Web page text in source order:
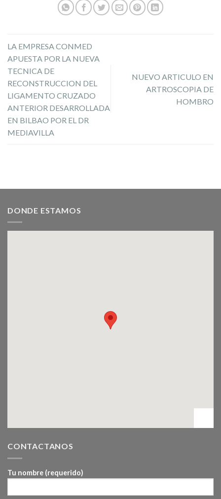
LA EMPRESA CONMED
APUESTA POR LA NUEVA
TECNICA DE
RECONSTRUCCION DEL
LIGAMENTO CRUZADO
ANTERIOR DESARROLLADA
EN BILBAO POR EL DR
MEDIAVILLA
NUEVO ARTICULO EN
ARTROSCOPIA DE
HOMBRO
DONDE ESTAMOS
CONTACTANOS
Tu nombre (requerido)